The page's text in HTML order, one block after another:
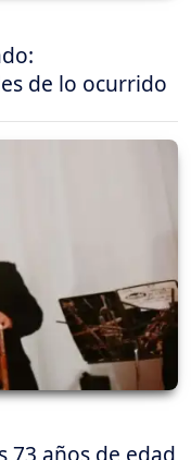
de lo ocurrido
73 años de edad